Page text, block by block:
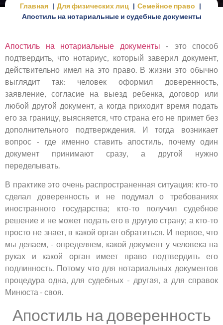
Главная Для физических лиц
Семейное право
Апостиль на нотариальные и судебные документы
Апостиль на нотариальные документы - это способ
подтвердить, что нотариус, который заверил документ,
действительно имел на это право. В жизни это обычно
выглядит так: человек оформил доверенность,
заявление, согласие на выезд ребенка, договор или
любой другой документ, а когда приходит время подать
его за границу, выясняется, что страна его не примет без
дополнительного подтверждения. И тогда возникает
вопрос - где именно ставить апостиль, почему один
документ принимают сразу, а другой нужно
переделывать.
В практике это очень распространенная ситуация: кто-то
сделал доверенность и не подумал о требованиях
иностранного государства; кто-то получил судебное
решение и не может подать его в другую страну; а кто-то
просто не знает, в какой орган обратиться. И первое, что
мы делаем, - определяем, какой документ у человека на
руках и какой орган имеет право подтвердить его
подлинность. Потому что для нотариальных документов
процедура одна, для судебных - другая, а для справок
Минюста - своя.
Апостиль на доверенность